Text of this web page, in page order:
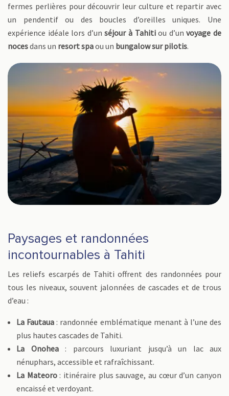
fermes perlières pour découvrir leur culture et repartir avec
un pendentif ou des boucles d’oreilles uniques. Une
expérience idéale lors d’unséjour à Tahitiou d’unvoyage de
nocesdans un resort spaou un bungalow sur pilotis.
Paysages et randonnées
incontournables à Tahiti
Les reliefs escarpés de Tahiti offrent des randonnées pour
tous les niveaux, souvent jalonnées de cascades et de trous
d’eau :
La Fautaua : randonnée emblématique menant à l’une des
plus hautes cascades de Tahiti.
La Onohea: parcours luxuriant jusqu’à un lac aux
nénuphars, accessible et rafraîchissant.
La Mateoro: itinéraire plus sauvage, au cœur d’un canyon
encaissé et verdoyant.